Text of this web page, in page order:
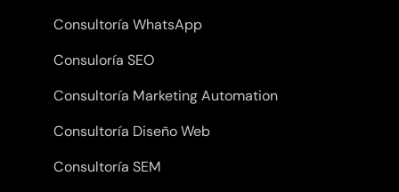
Consultoría WhatsApp
Consuloría SEO
Consultoría Marketing Automation
Consultoría Diseño Web
Consultoría SEM